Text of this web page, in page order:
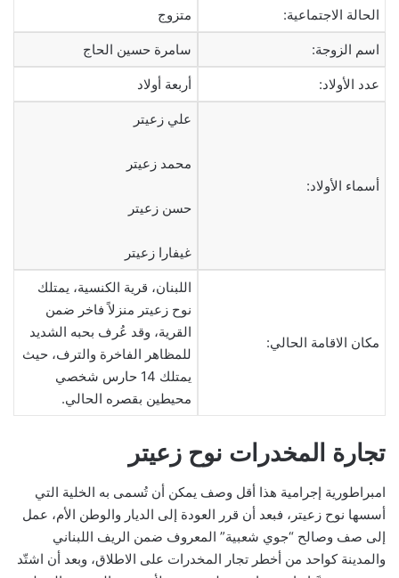
الحالة الاجتماعية: متزوج
اسم الزوجة: سامرة حسين الحاج
عدد الأولاد: أربعة أولاد
أسماء الأولاد:
علي زعيتر
محمد زعيتر
حسن زعيتر
غيفارا زعيتر
مكان الاقامة الحالي:
اللبنان، قرية الكنسية، يمتلك
نوح زعيتر منزلاً فاخر ضمن
القرية، وقد عُرف بحبه الشديد
للمظاهر الفاخرة والترف، حيث
يمتلك 14 حارس شخصي
محيطين بقصره الحالي.
تجارة المخدرات نوح زعيتر
امبراطورية إجرامية هذا أقل وصف يمكن أن تُسمى به الخلية التي
أسسها نوح زعيتر، فبعد أن قرر العودة إلى الديار والوطن الأم، عمل
إلى صف وصالح “جوي شعبية” المعروف ضمن الريف اللبناني
والمدينة كواحد من أخطر تجار المخدرات على الاطلاق، وبعد أن اشتّد